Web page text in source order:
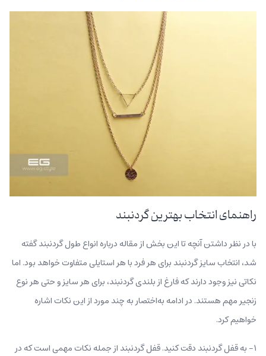
راهنمای انتخاب بهترین گردنبند
با در نظر داشتن آنچه تا این بخش از مقاله درباره انواع طول گردنبند گفته
شد، انتخاب سایز گردنبند برای هر فرد با هر استایلی متفاوت خواهد بود. اما
نکاتی نیز وجود دارند که فارغ از بلندی گردنبند، برای هر سایز و حتی هر نوع
زنجیر مهم هستند. در ادامه به‌اختصار به چند مورد از این نکات اشاره
خواهیم کرد.
۱- به قفل گردنبند دقت کنید. قفل گردنبند از جمله نکات مهمی است که در